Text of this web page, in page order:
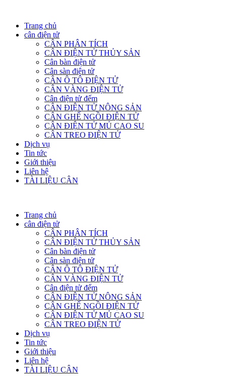
Trang chủ
cân điện tử
CÂN PHÂN TÍCH
CÂN ĐIỆN TỬ THỦY SẢN
Cân bàn điện tử
Cân sàn điện tử
CÂN Ô TÔ ĐIỆN TỬ
CÂN VÀNG ĐIỆN TỬ
Cân điện tử đếm
CÂN ĐIỆN TỬ NÔNG SẢN
CÂN GHẾ NGỒI ĐIỆN TỬ
CÂN ĐIỆN TỬ MỦ CAO SU
CÂN TREO ĐIỆN TỬ
Dịch vụ
Tin tức
Giới thiệu
Liên hệ
TÀI LIỆU CÂN
Trang chủ
cân điện tử
CÂN PHÂN TÍCH
CÂN ĐIỆN TỬ THỦY SẢN
Cân bàn điện tử
Cân sàn điện tử
CÂN Ô TÔ ĐIỆN TỬ
CÂN VÀNG ĐIỆN TỬ
Cân điện tử đếm
CÂN ĐIỆN TỬ NÔNG SẢN
CÂN GHẾ NGỒI ĐIỆN TỬ
CÂN ĐIỆN TỬ MỦ CAO SU
CÂN TREO ĐIỆN TỬ
Dịch vụ
Tin tức
Giới thiệu
Liên hệ
TÀI LIỆU CÂN